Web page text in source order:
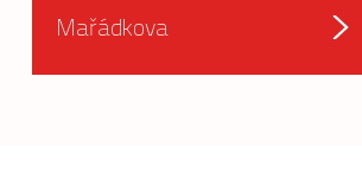
Mařádkova